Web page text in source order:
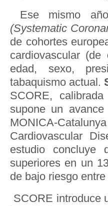
Ese mismo
(Systematic
de cohortes
cardiovascular
edad, sexo,
tabaquismo actual.
SCORE,
supone un
MONICA-
Cardiovascular
estudio concluye
superiores en un
de bajo riesgo
SCORE introduce